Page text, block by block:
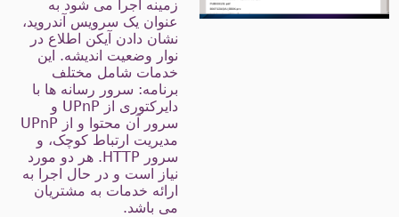
زمینه اجرا می شود به
عنوان یک سرویس آندروید،
نشان دادن آیکن اطلاع در
نوار وضعیت اندیشه. این
خدمات شامل مختلف
برنامه: سرور رسانه ها با
دایرکتوری از UPnP و
سرور آن محتوا و از UPnP
مدیریت ارتباط کوچک، و
سرور HTTP. هر دو مورد
نیاز است و در حال اجرا به
ارائه خدمات به مشتریان
می باشد.